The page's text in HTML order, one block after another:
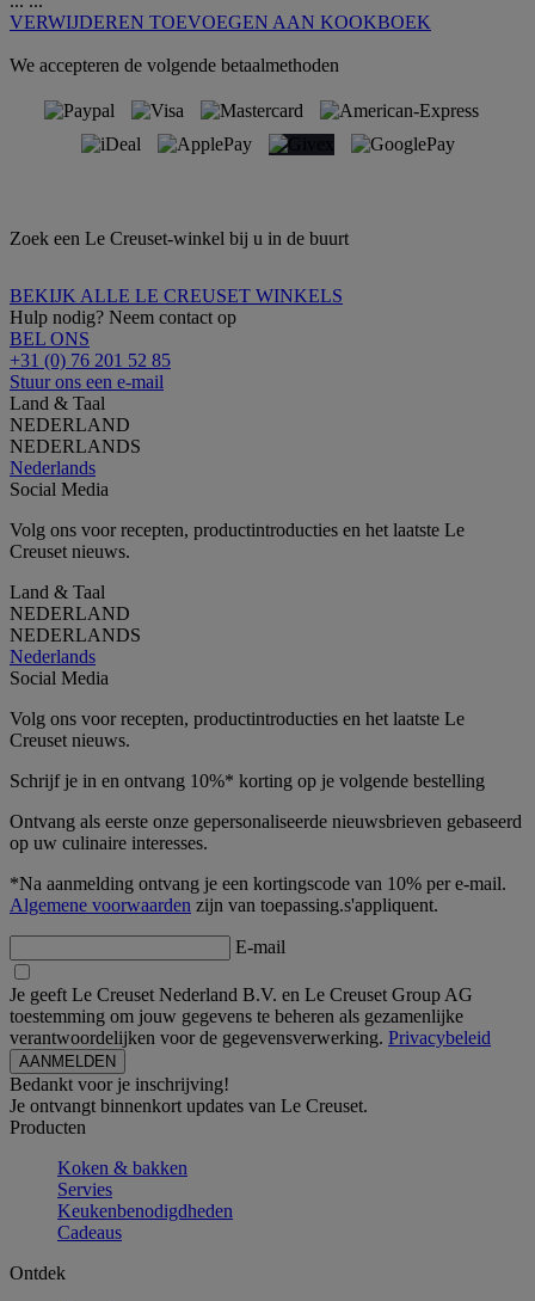
VERWIJDEREN TOEVOEGEN AAN KOOKBOEK
We accepteren de volgende betaalmethoden
Zoek een Le Creuset-winkel bij u in de buurt
BEKIJK ALLE LE CREUSET WINKELS
Hulp nodig? Neem contact op
BEL ONS
+31 (0) 76 201 52 85
Stuur ons een e-mail
Land & Taal
NEDERLAND
NEDERLANDS
Nederlands
Social Media
Volg ons voor recepten, productintroducties en het laatste Le
Creuset nieuws.
Land & Taal
NEDERLAND
NEDERLANDS
Nederlands
Social Media
Volg ons voor recepten, productintroducties en het laatste Le
Creuset nieuws.
Schrijf je in en ontvang 10%* korting op je volgende bestelling
Ontvang als eerste onze gepersonaliseerde nieuwsbrieven gebaseerd
op uw culinaire interesses.
*Na aanmelding ontvang je een kortingscode van 10% per e-mail.
Algemene voorwaarden zijn van toepassing.s'appliquent.
E-mail
Je geeft Le Creuset Nederland B.V. en Le Creuset Group AG
toestemming om jouw gegevens te beheren als gezamenlijke
verantwoordelijken voor de gegevensverwerking. Privacybeleid
Bedankt voor je inschrijving!
Je ontvangt binnenkort updates van Le Creuset.
Producten
Koken & bakken
Servies
Keukenbenodigdheden
Cadeaus
Ontdek